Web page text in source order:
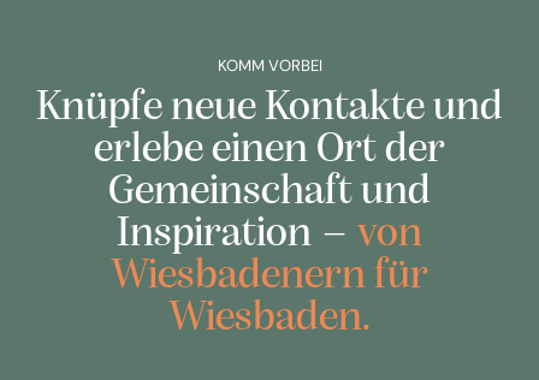
KOMM VORBEI
Knüpfe neue Kontakte und
erlebe einen Ort der
Gemeinschaft und
Inspiration – von
Wiesbadenern für
Wiesbaden.